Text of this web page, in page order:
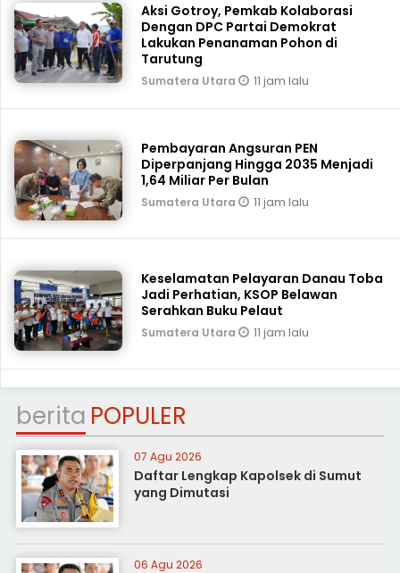
Aksi Gotroy, Pemkab ‎Kolaborasi
Dengan DPC Partai Demokrat
Lakukan Penanaman Pohon di
Tarutung
Sumatera Utara 11 jam lalu
Pembayaran Angsuran PEN
Diperpanjang Hingga 2035 Menjadi
1,64 Miliar Per Bulan
Sumatera Utara 11 jam lalu
Keselamatan Pelayaran Danau Toba
Jadi Perhatian, KSOP Belawan
Serahkan Buku Pelaut
Sumatera Utara 11 jam lalu
berita POPULER
07 Agu 2026
Daftar Lengkap Kapolsek di Sumut
yang Dimutasi
06 Agu 2026